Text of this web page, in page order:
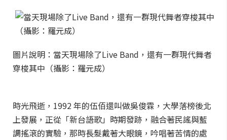
圖片說明：當天現場除了Live Band，還有一群現代舞者
穿梭其中（攝影：羅元成）
時光飛逝，1992 年的伍佰還叫做吳俊霖，大學落榜後北
上發展，正從「新台語歌」時期發跡，融合著民謠與藍
調搖滾的實驗，那時長髮戴著大眼鏡，吟唱著苦情的處